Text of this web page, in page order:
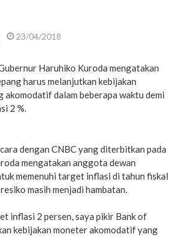
23/04/2018
Haruhiko Kuroda mengatakan
harus melanjutkan kebijakan
dalam beberapa waktu demi
2 %.
dengan CNBC yang diterbitkan pada
mengatakan anggota dewan
memenuhi target inflasi di tahun fiskal
masih menjadi hambatan.
inflasi 2 persen, saya pikir Bank of
kebijakan moneter akomodatif yang